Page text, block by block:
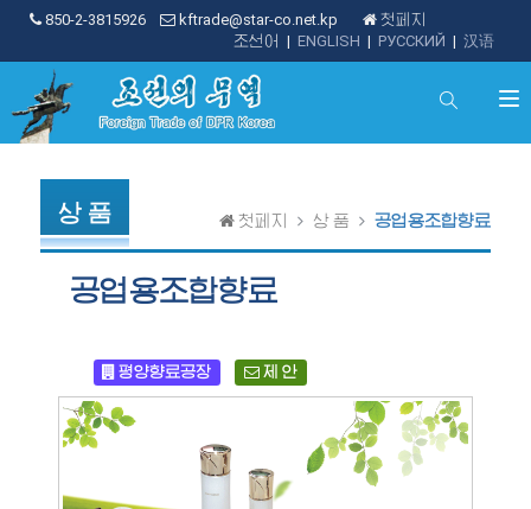
850-2-3815926 kftrade@star-co.net.kp
첫페지
| 汉语
| РУССКИЙ
| ENGLISH
조선어
상 품 첫페지 상 품 공업용조합향료
공업용조합향료
평양향료공장 제 안